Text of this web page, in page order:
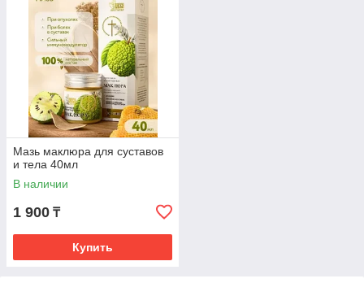
Мазь маклюра для суставов
и тела 40мл
В наличии
1 900 ₸
Купить